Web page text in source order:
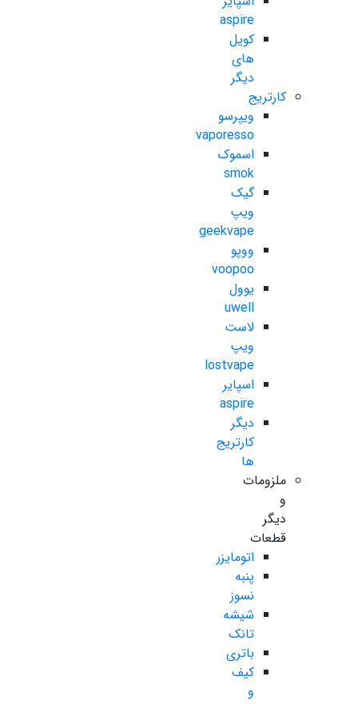
aspire
کویل
های
دیگر
کارتریج
ویپرسو
vaporesso
اسموک
smok
گیک
ویپ
geekvape
ووپو
voopoo
یوول
uwell
لاست
ویپ
lostvape
اسپایر
aspire
دیگر
کارتریج
ها
ملزومات
و
دیگر
قطعات
اتومایزر
پنبه
نسوز
شیشه
تانک
باتری
کیف
و